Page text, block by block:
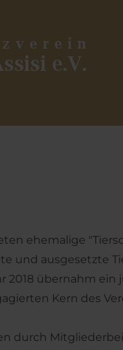
ehemalige
und ausgesetzte
2018 übernahm
Kern des
durch